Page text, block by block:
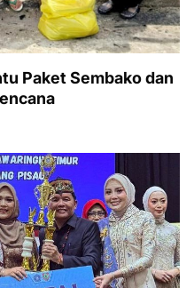
Paket Sembako dan